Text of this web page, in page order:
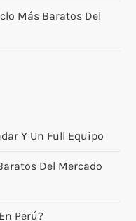
Más Baratos Del
Y Un Full Equipo
Del Mercado
Perú?